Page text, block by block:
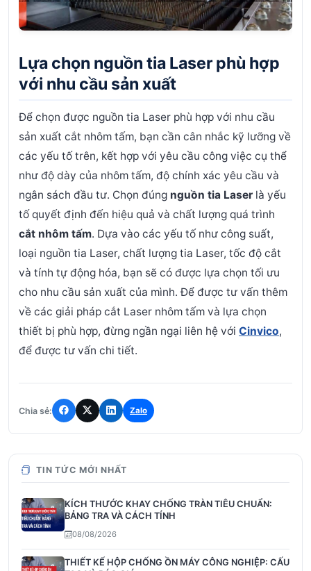
Lựa chọn nguồn tia Laser phù hợp
với nhu cầu sản xuất
Để chọn được nguồn tia Laser phù hợp với nhu cầu
sản xuất cắt nhôm tấm, bạn cần cân nhắc kỹ lưỡng về
các yếu tố trên, kết hợp với yêu cầu công việc cụ thể
như độ dày của nhôm tấm, độ chính xác yêu cầu và
ngân sách đầu tư. Chọn đúng nguồn tia Laser là yếu
tố quyết định đến hiệu quả và chất lượng quá trình
cắt nhôm tấm. Dựa vào các yếu tố như công suất,
loại nguồn tia Laser, chất lượng tia Laser, tốc độ cắt
và tính tự động hóa, bạn sẽ có được lựa chọn tối ưu
cho nhu cầu sản xuất của mình. Để được tư vấn thêm
về các giải pháp cắt Laser nhôm tấm và lựa chọn
thiết bị phù hợp, đừng ngần ngại liên hệ với Cinvico,
để được tư vấn chi tiết.
Chia sẻ: Zalo
TIN TỨC MỚI NHẤT
KÍCH THƯỚC KHAY CHỐNG TRÀN TIÊU CHUẨN:
BẢNG TRA VÀ CÁCH TÍNH
08/08/2026
THIẾT KẾ HỘP CHỐNG ỒN MÁY CÔNG NGHIỆP: CẤU